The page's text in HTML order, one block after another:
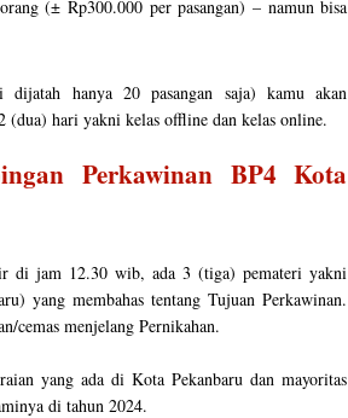
(± Rp300.000 per pasangan) – namun bisa
hanya 20 pasangan saja) kamu akan
(dua) hari yakni kelas offline dan kelas online.
Perkawinan BP4 Kota
di jam 12.30 wib, ada 3 (tiga) pemateri yakni
yang membahas tentang Tujuan Perkawinan.
cemas menjelang Pernikahan.
yang ada di Kota Pekanbaru dan mayoritas
di tahun 2024.